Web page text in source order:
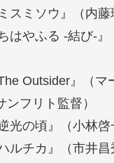
スミソウ』（内藤
はやふる -結び-』
Outsider』（マ
ンフリト監督）
光の頃』（小林啓
ルチカ』（市井昌